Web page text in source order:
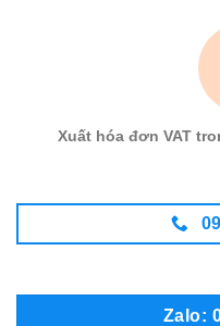
Xuất hóa đơn VAT
Zalo: